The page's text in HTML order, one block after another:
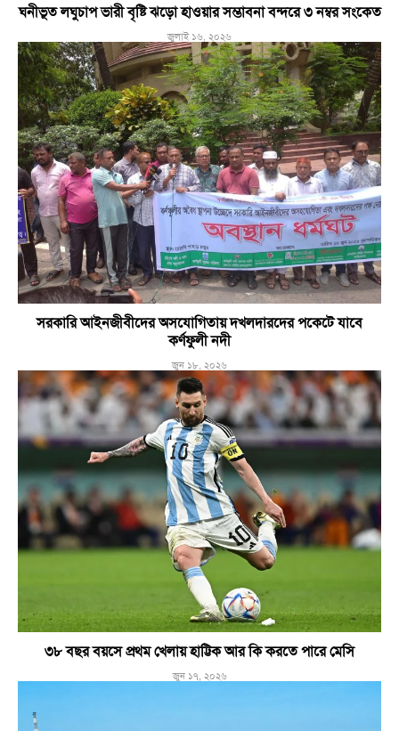
ঘনীভূত লঘুচাপ ভারী বৃষ্টি ঝড়ো হাওয়ার সম্ভাবনা বন্দরে ৩ নম্বর সংকেত
জুলাই ১৬, ২০২৬
সরকারি আইনজীবীদের অসযোগিতায় দখলদারদের পকেটে যাবে
কর্ণফুলী নদী
জুন ১৮, ২০২৬
৩৮ বছর বয়সে প্রথম খেলায় হাট্টিক আর কি করতে পারে মেসি
জুন ১৭, ২০২৬